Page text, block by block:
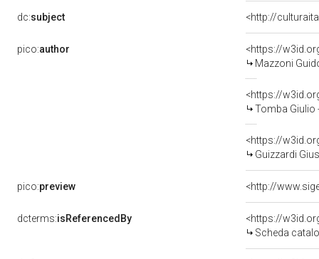
dc:subject <http://
pico:author
<https://
Mazzoni
<https://
Tomba Giulio
<https://
Guizzardi
pico:preview
dcterms:isReferencedBy
<https://
Scheda